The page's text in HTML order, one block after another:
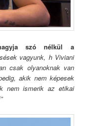
szó nélkül a
vagyunk, h Viviani
csak olyanoknak van
akik nem képesek
nem ismerik az etikai